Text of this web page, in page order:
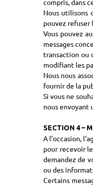
compris, dans
Nous utilisons
pouvez refuser
Vous pouvez
messages
transaction ou
modifiant les
Nous nous
fournir de la
Si vous ne
nous envoyant
SECTION 4 –
A l’occasion,
pour recevoir
demandez de
ou des
Certains